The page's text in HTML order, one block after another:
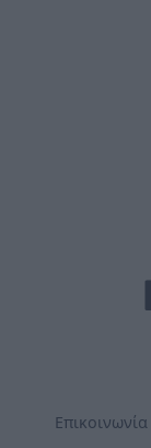
Επικοινωνία